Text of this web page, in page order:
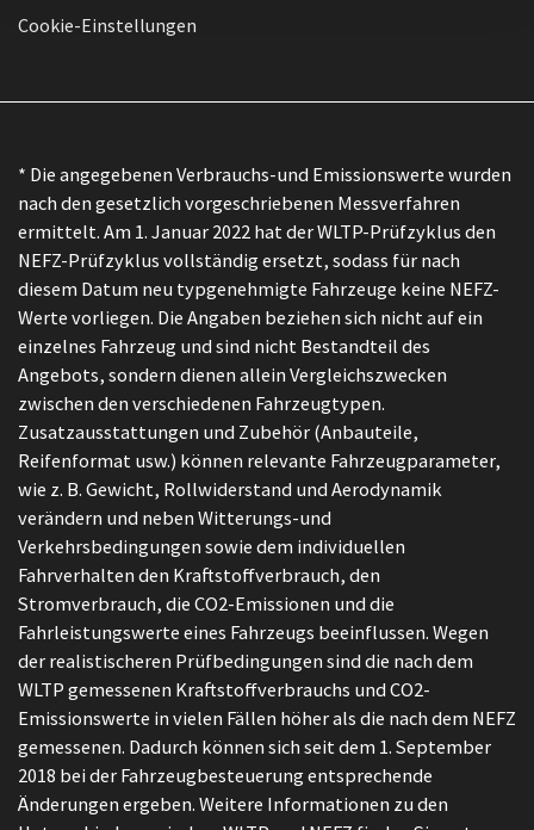
Cookie-Einstellungen
* Die angegebenen Verbrauchs-und Emissionswerte wurden
nach den gesetzlich vorgeschriebenen Messverfahren
ermittelt. Am 1. Januar 2022 hat der WLTP-Prüfzyklus den
NEFZ-Prüfzyklus vollständig ersetzt, sodass für nach
diesem Datum neu typgenehmigte Fahrzeuge keine NEFZ-
Werte vorliegen. Die Angaben beziehen sich nicht auf ein
einzelnes Fahrzeug und sind nicht Bestandteil des
Angebots, sondern dienen allein Vergleichszwecken
zwischen den verschiedenen Fahrzeugtypen.
Zusatzausstattungen und Zubehör (Anbauteile,
Reifenformat usw.) können relevante Fahrzeugparameter,
wie z. B. Gewicht, Rollwiderstand und Aerodynamik
verändern und neben Witterungs-und
Verkehrsbedingungen sowie dem individuellen
Fahrverhalten den Kraftstoffverbrauch, den
Stromverbrauch, die CO2-Emissionen und die
Fahrleistungswerte eines Fahrzeugs beeinflussen. Wegen
der realistischeren Prüfbedingungen sind die nach dem
WLTP gemessenen Kraftstoffverbrauchs und CO2-
Emissionswerte in vielen Fällen höher als die nach dem NEFZ
gemessenen. Dadurch können sich seit dem 1. September
2018 bei der Fahrzeugbesteuerung entsprechende
Änderungen ergeben. Weitere Informationen zu den